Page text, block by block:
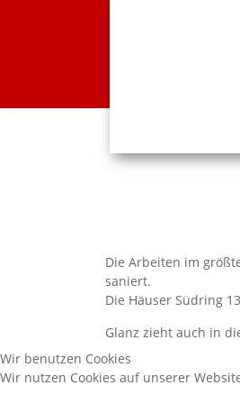
Die Arbeiten im
saniert.
Die Häuser Südring
Glanz zieht auch in
Wir benutzen Cookies
Wir nutzen Cookies auf unserer